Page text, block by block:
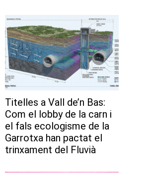
Titelles a Vall de’n Bas:
Com el lobby de la carn i
el fals ecologisme de la
Garrotxa han pactat el
trinxament del Fluvià